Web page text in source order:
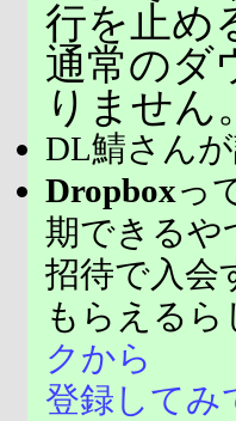
行を止め
通常のダ
りません。
DL鯖さん
Dropboxっ
期できるや
招待で入会
もらえるら
クから
登録してみ